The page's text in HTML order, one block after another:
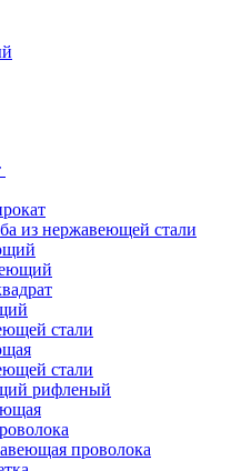
из нержавеющей стали
стали
стали
рифленый
проволока